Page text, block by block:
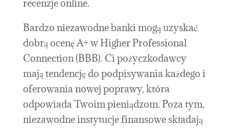
recenzje online.
Bardzo niezawodne banki mogą uzyskać
dobrą ocenę A+ w Higher Professional
Connection (BBB). Ci pożyczkodawcy
mają tendencję do podpisywania każdego i
oferowania nowej poprawy, która
odpowiada Twoim pieniądzom. Poza tym,
niezawodne instytucje finansowe składają